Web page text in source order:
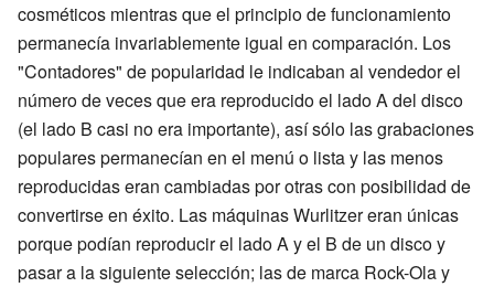
cosméticos mientras que el principio de funcionamiento
permanecía invariablemente igual en comparación. Los
"Contadores" de popularidad le indicaban al vendedor el
número de veces que era reproducido el lado A del disco
(el lado B casi no era importante), así sólo las grabaciones
populares permanecían en el menú o lista y las menos
reproducidas eran cambiadas por otras con posibilidad de
convertirse en éxito. Las máquinas Wurlitzer eran únicas
porque podían reproducir el lado A y el B de un disco y
pasar a la siguiente selección; las de marca Rock-Ola y